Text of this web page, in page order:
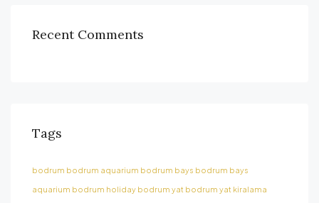
Recent Comments
Tags
bodrum bodrum aquarium bodrum bays bodrum bays
aquarium bodrum holiday bodrum yat bodrum yat kiralama